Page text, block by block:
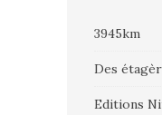
3945km
Des
Editions